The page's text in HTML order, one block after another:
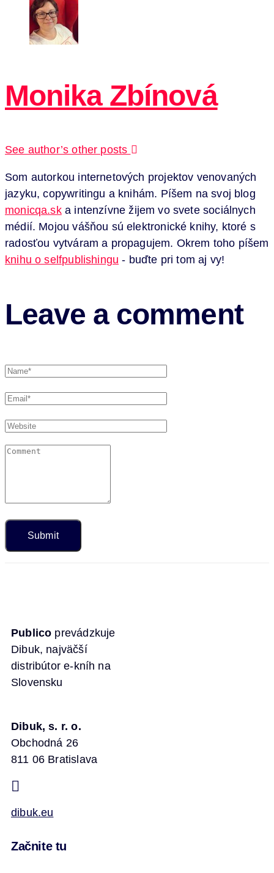
Monika Zbínová
See author’s other posts
Som autorkou internetových projektov venovaných
jazyku, copywritingu a knihám. Píšem na svoj blog
monicqa.ska intenzívne žijem vo svete sociálnych
médií. Mojou vášňou sú elektronické knihy, ktoré s
radosťou vytváram a propagujem. Okrem toho píšem
knihu o selfpublishingu - buďte pri tom aj vy!
Leave a comment
Publico prevádzkuje
Dibuk, najväčší
distribútor e-kníh na
Slovensku
Dibuk, s. r. o.
Obchodná 26
811 06 Bratislava
dibuk.eu
Začnite tu